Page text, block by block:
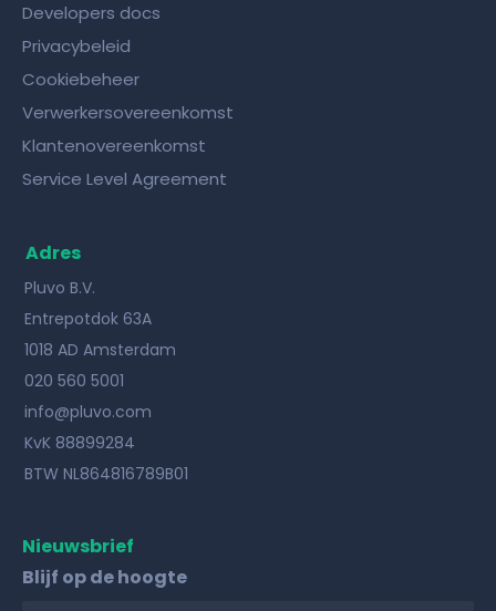
Developers docs
Privacybeleid
Cookiebeheer
Verwerkersovereenkomst
Klantenovereenkomst
Service Level Agreement
Adres
Pluvo B.V.
Entrepotdok 63A
1018 AD Amsterdam
020 560 5001
info@pluvo.com
KvK 88899284
BTW NL864816789B01
Nieuwsbrief
Blijf op de hoogte